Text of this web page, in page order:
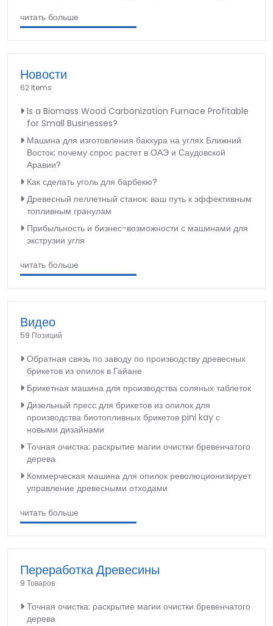
читать больше
Новости
62 Items
Is a Biomass Wood Carbonization Furnace Profitable
for Small Businesses?
Машина для изготовления бакхура на углях Ближний
Восток: почему спрос растет в ОАЭ и Саудовской
Аравии?
Как сделать уголь для барбекю?
Древесный пеллетный станок: ваш путь к эффективным
топливным гранулам
Прибыльность и бизнес-возможности с машинами для
экструзии угля
читать больше
Видео
59 Позиций
Обратная связь по заводу по производству древесных
брикетов из опилок в Гайане
Брикетная машина для производства соляных таблеток
Дизельный пресс для брикетов из опилок для
производства биотопливных брикетов pini kay с
новыми дизайнами
Точная очистка: раскрытие магии очистки бревенчатого
дерева
Коммерческая машина для опилок революционизирует
управление древесными отходами
читать больше
Переработка Древесины
9 Товаров
Точная очистка: раскрытие магии очистки бревенчатого
дерева